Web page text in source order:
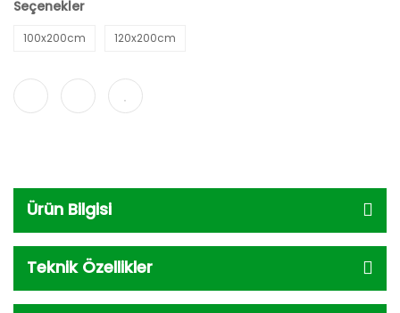
Seçenekler
100x200cm 120x200cm
Ürün Bilgisi
Teknik Özellikler